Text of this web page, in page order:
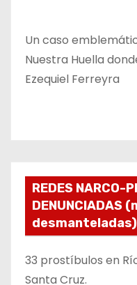
Un caso
Nuestra Huella
Ezequiel Ferreyra
REDES NARCO-
DENUNCIADAS
desmanteladas)
33 prostíbulos en
Santa Cruz.